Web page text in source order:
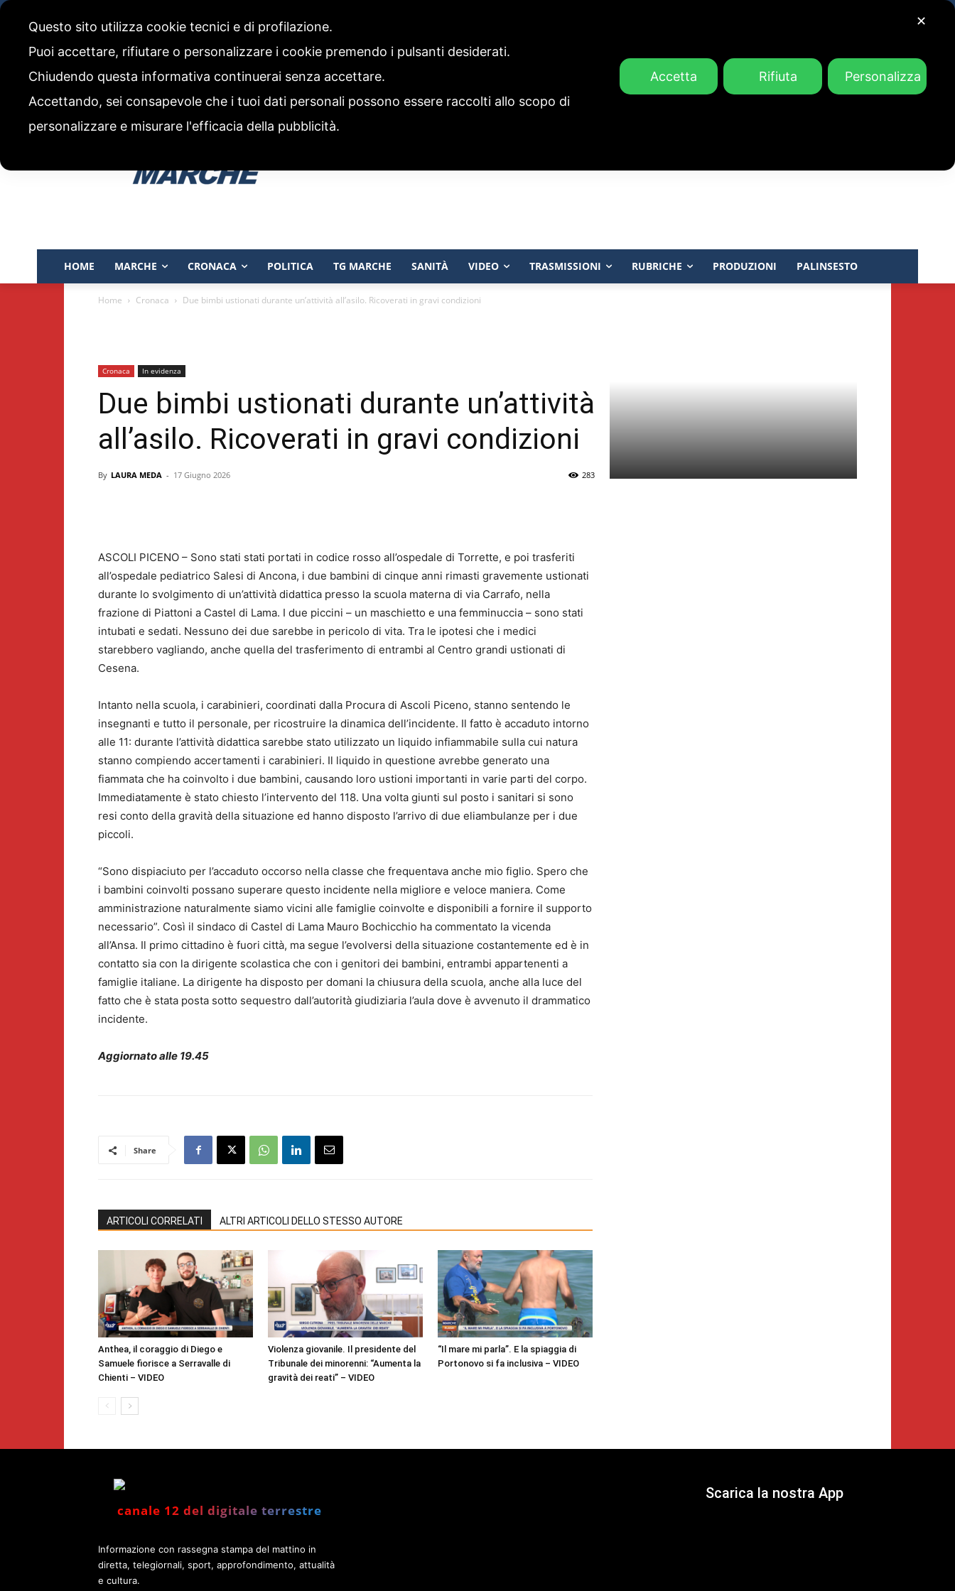
CODICE ETICO E POLITICA EDITORIALE
HOME MARCHE CRONACA POLITICA TG MARCHE SANITÀ VIDEO TRASMISSIONI RUBRICHE PRODUZIONI PALINSESTO
Home Cronaca Due bimbi ustionati durante un’attività all’asilo. Ricoverati in gravi condizioni
Cronaca In evidenza
Due bimbi ustionati durante un’attività
all’asilo. Ricoverati in gravi condizioni
By LAURA MEDA - 17 Giugno 2026 283
ASCOLI PICENO – Sono stati stati portati in codice rosso all’ospedale di Torrette, e poi trasferiti
all’ospedale pediatrico Salesi di Ancona, i due bambini di cinque anni rimasti gravemente ustionati
durante lo svolgimento di un’attività didattica presso la scuola materna di via Carrafo, nella
frazione di Piattoni a Castel di Lama. I due piccini – un maschietto e una femminuccia – sono stati
intubati e sedati. Nessuno dei due sarebbe in pericolo di vita. Tra le ipotesi che i medici
starebbero vagliando, anche quella del trasferimento di entrambi al Centro grandi ustionati di
Cesena.
Intanto nella scuola, i carabinieri, coordinati dalla Procura di Ascoli Piceno, stanno sentendo le
insegnanti e tutto il personale, per ricostruire la dinamica dell’incidente. Il fatto è accaduto intorno
alle 11: durante l’attività didattica sarebbe stato utilizzato un liquido infiammabile sulla cui natura
stanno compiendo accertamenti i carabinieri. Il liquido in questione avrebbe generato una
fiammata che ha coinvolto i due bambini, causando loro ustioni importanti in varie parti del corpo.
Immediatamente è stato chiesto l’intervento del 118. Una volta giunti sul posto i sanitari si sono
resi conto della gravità della situazione ed hanno disposto l’arrivo di due eliambulanze per i due
piccoli.
“Sono dispiaciuto per l’accaduto occorso nella classe che frequentava anche mio figlio. Spero che
i bambini coinvolti possano superare questo incidente nella migliore e veloce maniera. Come
amministrazione naturalmente siamo vicini alle famiglie coinvolte e disponibili a fornire il supporto
necessario”. Così il sindaco di Castel di Lama Mauro Bochicchio ha commentato la vicenda
all’Ansa. Il primo cittadino è fuori città, ma segue l’evolversi della situazione costantemente ed è in
contatto sia con la dirigente scolastica che con i genitori dei bambini, entrambi appartenenti a
famiglie italiane. La dirigente ha disposto per domani la chiusura della scuola, anche alla luce del
fatto che è stata posta sotto sequestro dall’autorità giudiziaria l’aula dove è avvenuto il drammatico
incidente.
Aggiornato alle 19.45
Share
ARTICOLI CORRELATI ALTRI ARTICOLI DELLO STESSO AUTORE
Anthea, il coraggio di Diego e
Samuele fiorisce a Serravalle di
Chienti – VIDEO
Violenza giovanile. Il presidente del
Tribunale dei minorenni: “Aumenta la
gravità dei reati” – VIDEO
“Il mare mi parla”. E la spiaggia di
Portonovo si fa inclusiva – VIDEO
canale 12 del digitale terrestre
Informazione con rassegna stampa del mattino in
diretta, telegiornali, sport, approfondimento, attualità
e cultura.
Scarica la nostra App
✕
Questo sito utilizza cookie tecnici e di profilazione.
Puoi accettare, rifiutare o personalizzare i cookie premendo i pulsanti desiderati.
Chiudendo questa informativa continuerai senza accettare.
Accettando, sei consapevole che i tuoi dati personali possono essere raccolti allo scopo di
personalizzare e misurare l'efficacia della pubblicità.
Accetta Rifiuta Personalizza